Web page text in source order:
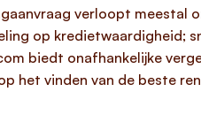
verloopt meestal
op kredietwaardigheid;
biedt onafhankelijke
het vinden van de beste